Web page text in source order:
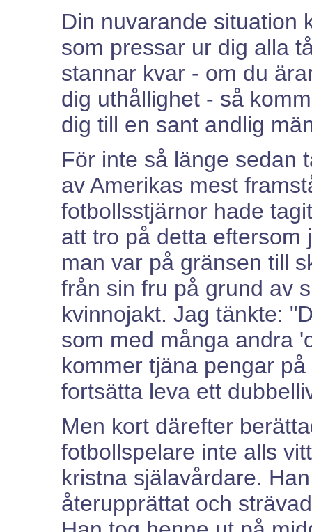
Din nuvarande situation
som pressar ur dig alla
stannar kvar - om du
dig uthållighet - så
dig till en sant andlig
För inte så länge sedan
av Amerikas mest
fotbollsstjärnor hade
att tro på detta eftersom
man var på gränsen till
från sin fru på grund av
kvinnojakt. Jag tänkte:
som med många andra
kommer tjäna pengar
fortsätta leva ett
Men kort därefter
fotbollspelare inte alls
kristna själavårdare.
återupprättat och